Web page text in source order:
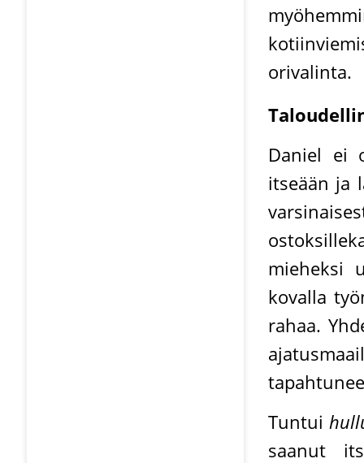
orivalinta.
Daniel ei
itseään ja
mieheksi
kovalla
rahaa.
Tuntui
saanut